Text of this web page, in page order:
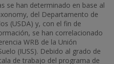
se han determinado en base al
del Departamento de
(USDA) y, con el fin de
se han correlacionado
WRB de la Unión
(IUSS). Debido al grado de
de trabajo del programa de